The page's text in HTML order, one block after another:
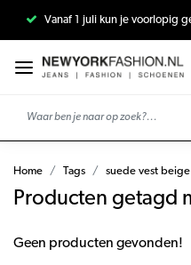
Vanaf 1 juli kun je voorlopig
Home Tags suede vest beige
Producten getagd
Geen producten gevonden!